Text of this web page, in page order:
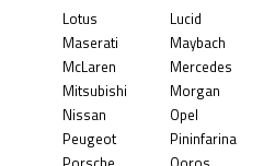
Lotus
Lucid
Maserati
Maybach
McLaren
Mercedes
Mitsubishi
Morgan
Nissan
Opel
Peugeot
Pininfarina